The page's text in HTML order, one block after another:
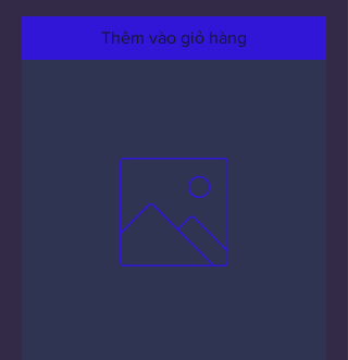
Thêm vào giỏ hàng